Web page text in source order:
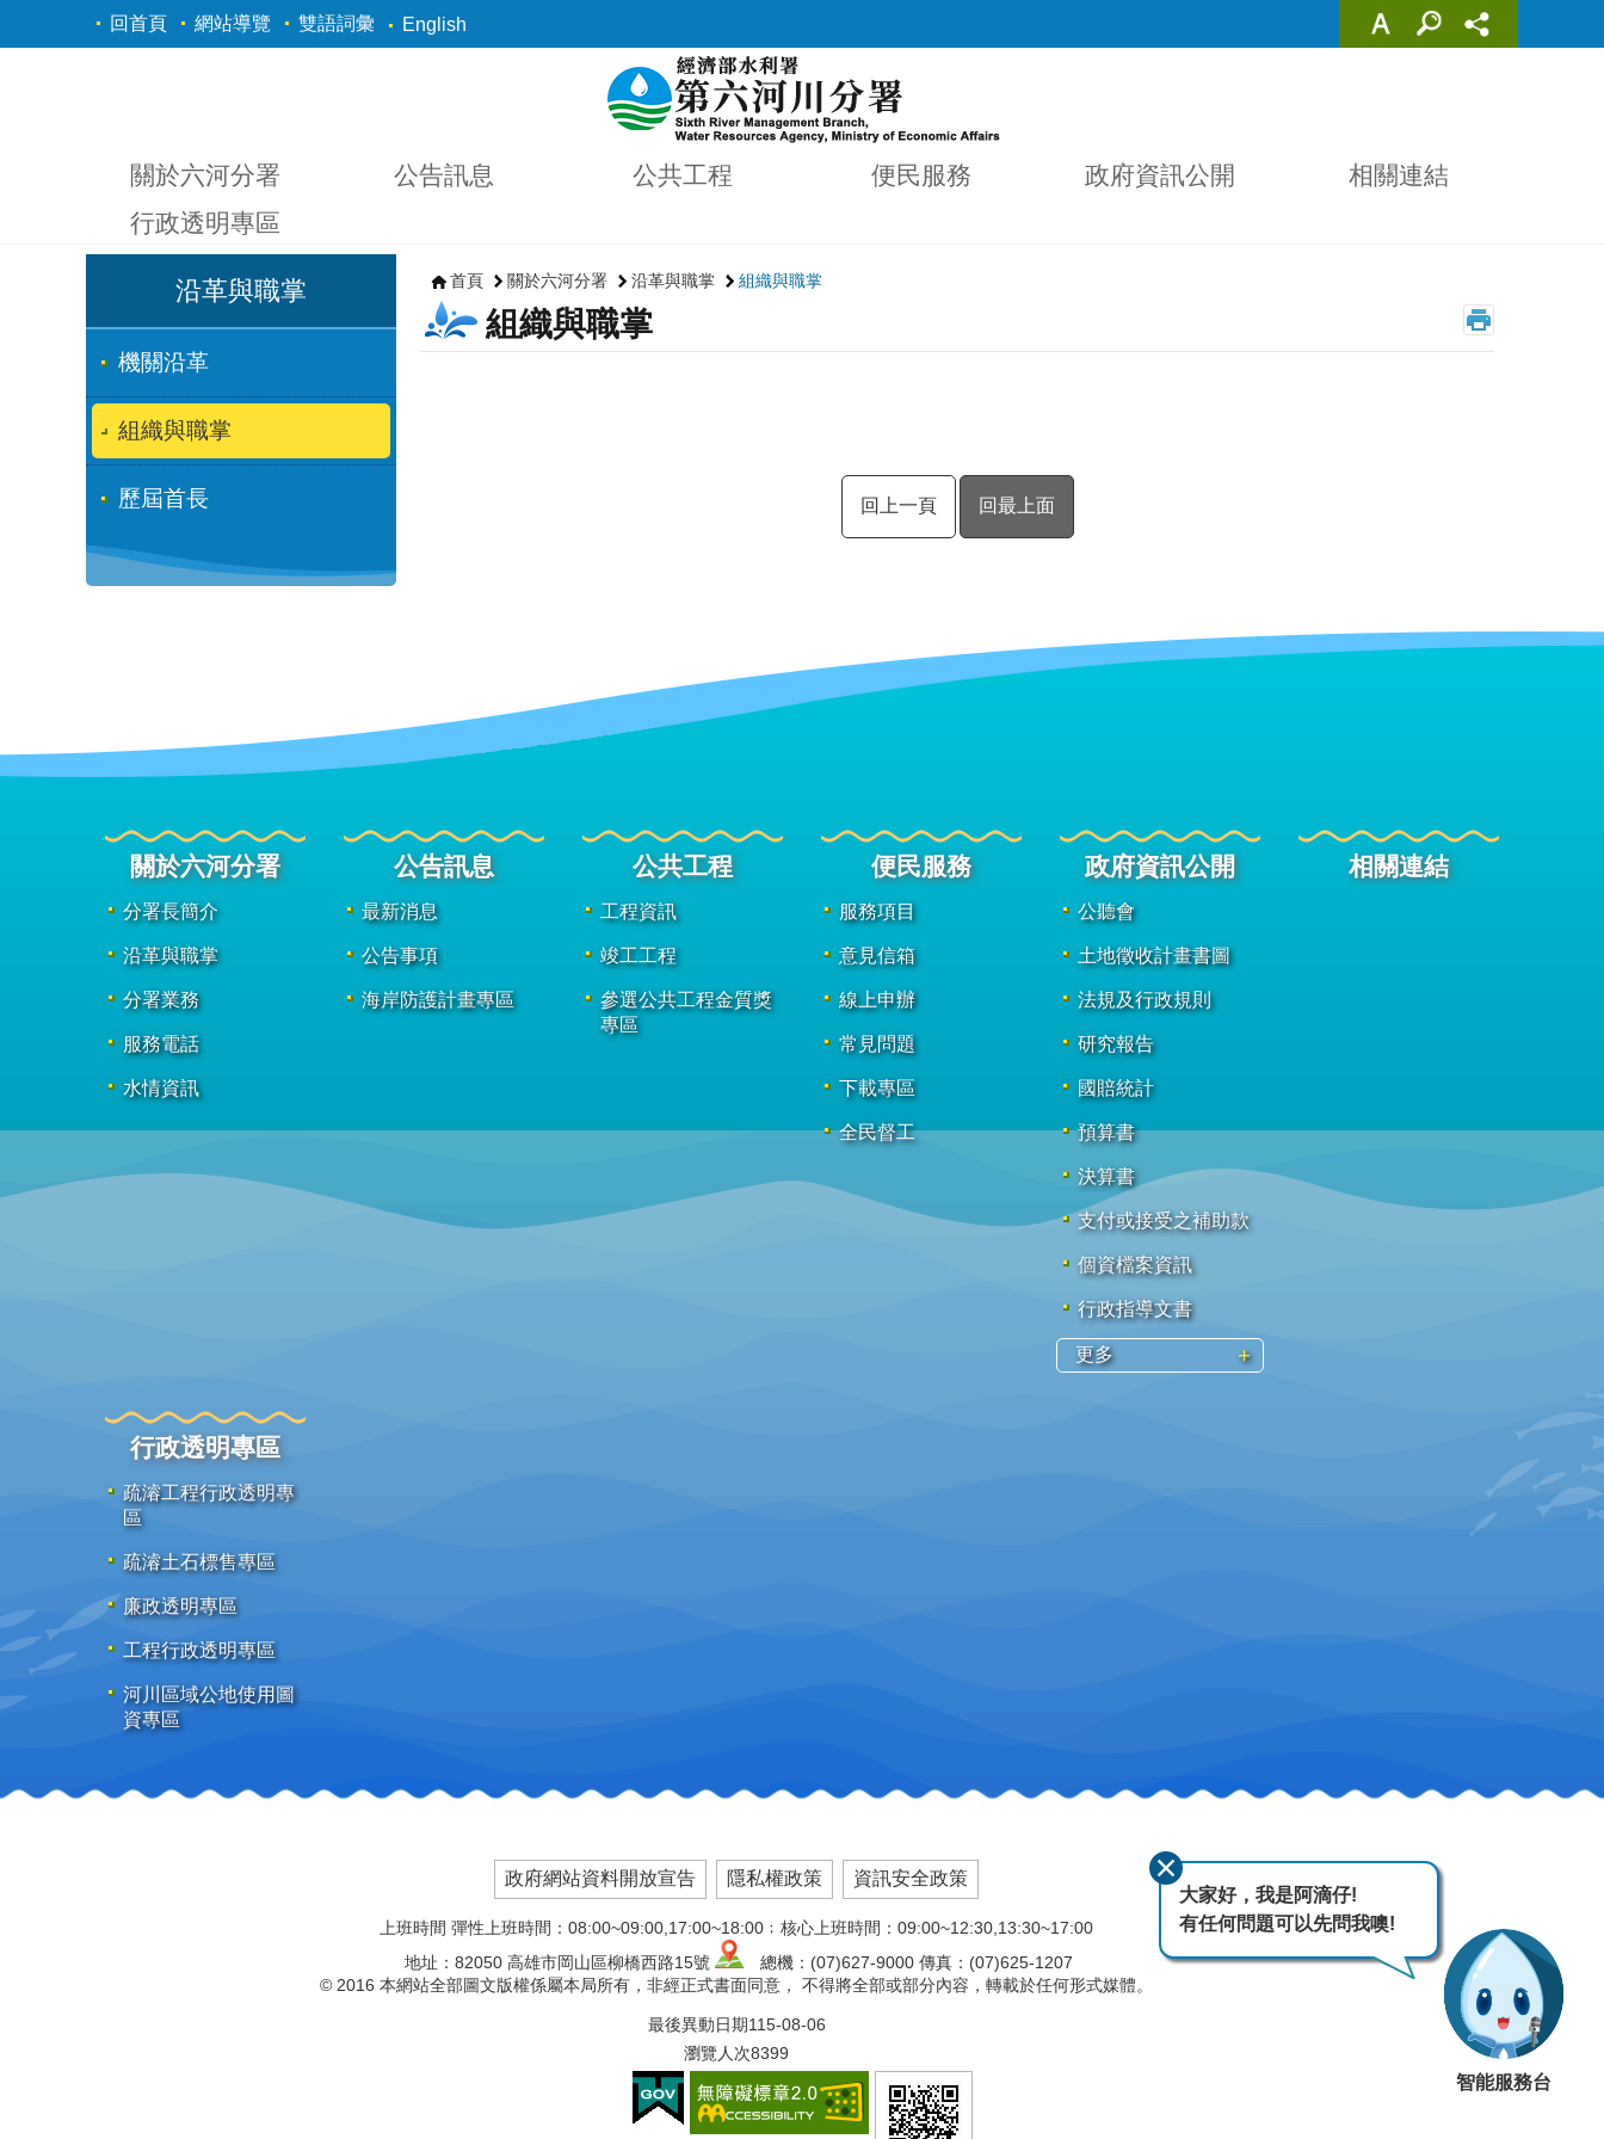
跳到主要內容區塊
回首頁 網站導覽 雙語詞彙 English
關於六河分署 公告訊息 公共工程 便民服務 政府資訊公開
相關連結
行政透明專區
沿革與職掌
機關沿革
組織與職掌
歷屆首長
首頁 關於六河分署 沿革與職掌 組織與職掌
組織與職掌
回上一頁 回最上面
關於六河分署
分署長簡介
沿革與職掌
分署業務
服務電話
水情資訊
公告訊息
最新消息
公告事項
海岸防護計畫專區
公共工程
工程資訊
竣工工程
參選公共工程金質獎
專區
便民服務
服務項目
意見信箱
線上申辦
常見問題
下載專區
全民督工
政府資訊公開
公聽會
土地徵收計畫書圖
法規及行政規則
研究報告
國賠統計
預算書
決算書
支付或接受之補助款
個資檔案資訊
行政指導文書
更多
相關連結
行政透明專區
疏濬工程行政透明專
區
疏濬土石標售專區
廉政透明專區
工程行政透明專區
河川區域公地使用圖
資專區
政府網站資料開放宣告 隱私權政策 資訊安全政策
上班時間 彈性上班時間：08:00~09:00,17:00~18:00﹔核心上班時間：09:00~12:30,13:30~17:00
地址：82050 高雄市岡山區柳橋西路15號
總機：(07)627-9000 傳真：(07)625-1207
© 2016 本網站全部圖文版權係屬本局所有，非經正式書面同意， 不得將全部或部分內容，轉載於任何形式媒體。
最後異動日期115-08-06
瀏覽人次8399
大家好，我是阿滴仔!
有任何問題可以先問我噢!
智能服務台